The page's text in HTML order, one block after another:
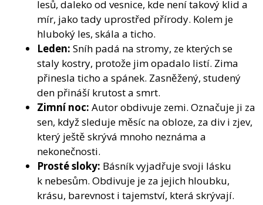
lesů, daleko od vesnice, kde není takový klid a
mír, jako tady uprostřed přírody. Kolem je
hluboký les, skála a ticho.
Leden: Sníh padá na stromy, ze kterých se
staly kostry, protože jim opadalo listí. Zima
přinesla ticho a spánek. Zasněžený, studený
den přináší krutost a smrt.
Zimní noc: Autor obdivuje zemi. Označuje ji za
sen, když sleduje měsíc na obloze, za div i zjev,
který ještě skrývá mnoho neznáma a
nekonečnosti.
Prosté sloky: Básník vyjadřuje svoji lásku
k nebesům. Obdivuje je za jejich hloubku,
krásu, barevnost i tajemství, která skrývají.